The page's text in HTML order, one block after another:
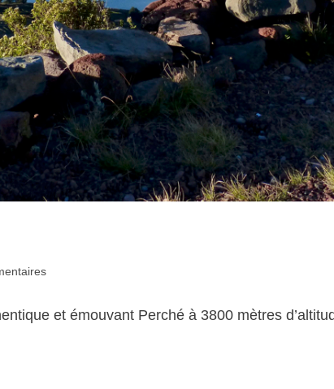
et émouvant Perché à 3800 mètres